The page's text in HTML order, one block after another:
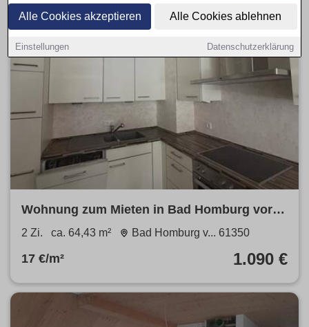
Alle Cookies akzeptieren Alle Cookies ablehnen
Einstellungen Datenschutzerklärung
Wohnung zum Mieten in Bad Homburg vor
der Höhe 1.090 € 64.43 m²
2 Zi. ca. 64,43 m² Bad Homburg v... 61350
17 €/m² 1.090 €